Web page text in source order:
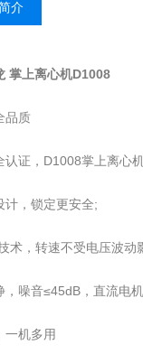
介
掌上离心机D1008
品质
认证，D1008掌上离心
计，锁定更安全;
术，转速不受电压波动
，噪音≤45dB，直流电
一机多用